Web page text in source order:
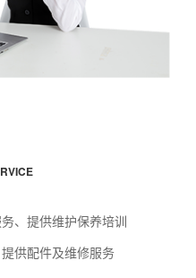
、提供维护保养培训
供配件及维修服务